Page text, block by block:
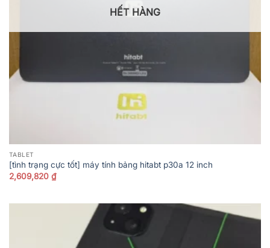
HẾT HÀNG
TABLET
[tình trạng cực tốt] máy tính bảng hitabt p30a 12 inch
2,609,820 ₫